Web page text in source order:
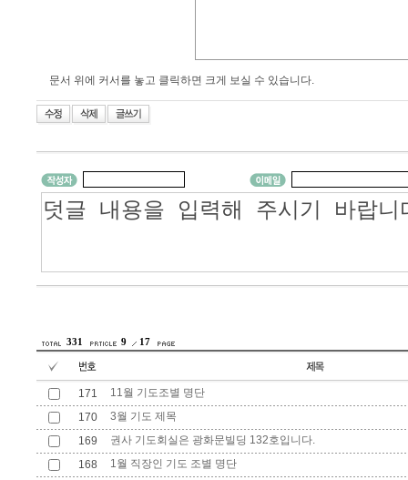
문서 위에 커서를 놓고 클릭하면 크게 보실 수 있습니다.
331 9 17
171
11월 기도조별 명단
170
3월 기도 제목
169
권사 기도회실은 광화문빌딩 132호입니다.
168
1월 직장인 기도 조별 명단